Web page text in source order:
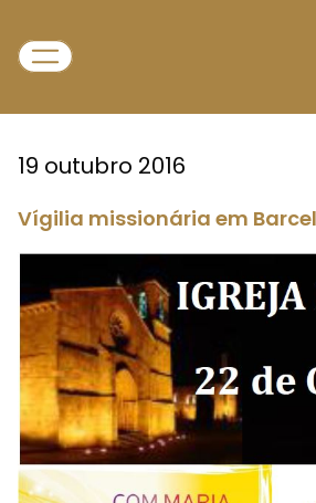
19 outubro 2016
Vígilia missionária em